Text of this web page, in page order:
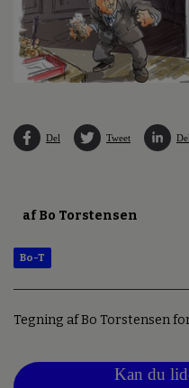
Del Tweet Del
af Bo Torstensen
Bo-T
Tegning af Bo Torstensen
Kan du